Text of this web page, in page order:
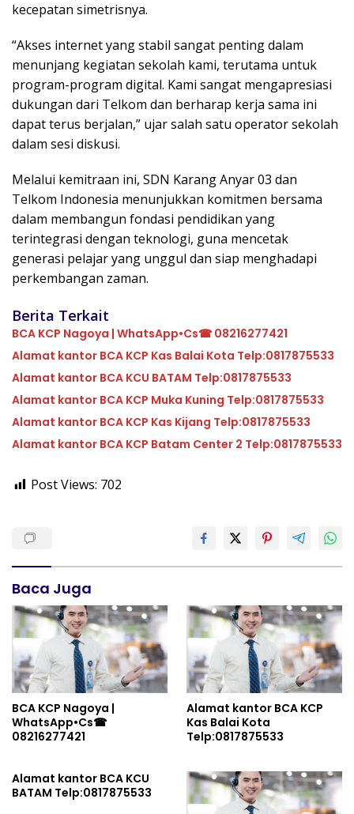
kecepatan simetrisnya.
“Akses internet yang stabil sangat penting dalam
menunjang kegiatan sekolah kami, terutama untuk
program-program digital. Kami sangat mengapresiasi
dukungan dari Telkom dan berharap kerja sama ini
dapat terus berjalan,” ujar salah satu operator sekolah
dalam sesi diskusi.
Melalui kemitraan ini, SDN Karang Anyar 03 dan
Telkom Indonesia menunjukkan komitmen bersama
dalam membangun fondasi pendidikan yang
terintegrasi dengan teknologi, guna mencetak
generasi pelajar yang unggul dan siap menghadapi
perkembangan zaman.
Berita Terkait
BCA KCP Nagoya | WhatsApp•Cs☎ 08216277421
Alamat kantor BCA KCP Kas Balai Kota Telp:0817875533
Alamat kantor BCA KCU BATAM Telp:0817875533
Alamat kantor BCA KCP Muka Kuning Telp:0817875533
Alamat kantor BCA KCP Kas Kijang Telp:0817875533
Alamat kantor BCA KCP Batam Center 2 Telp:0817875533
Post Views: 702
Baca Juga
BCA KCP Nagoya |
WhatsApp•Cs☎
08216277421
Alamat kantor BCA KCP
Kas Balai Kota
Telp:0817875533
Alamat kantor BCA KCU
BATAM Telp:0817875533